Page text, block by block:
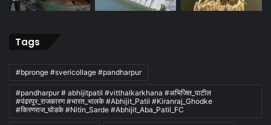
Tags
#bpronge #svericollage #pandharpur
#pandharpur # abhijitpatil #vitthalkarkhana #अभिजित_पाटील
#पंढरपूर_राजकारण #भारत_भालके #Abhijit_Patil #Kiranraj_Ghodke
#किरणराज_घोडके #Nitin_Sarde #Abhijit_Aba_Patil_FC